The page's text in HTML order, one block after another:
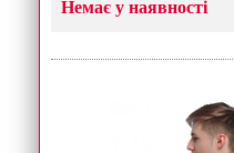
Немає у наявності